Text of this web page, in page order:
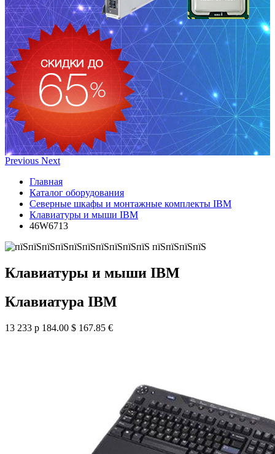
Previous Next
Главная
Каталог оборудования
Северные шкафы и монтажные комплекты IBM
Клавиатуры и мыши IBM
46W6713
Клавиатуры и мыши IBM
Клавиатура IBM
13 233 р 184.00 $ 167.85 €